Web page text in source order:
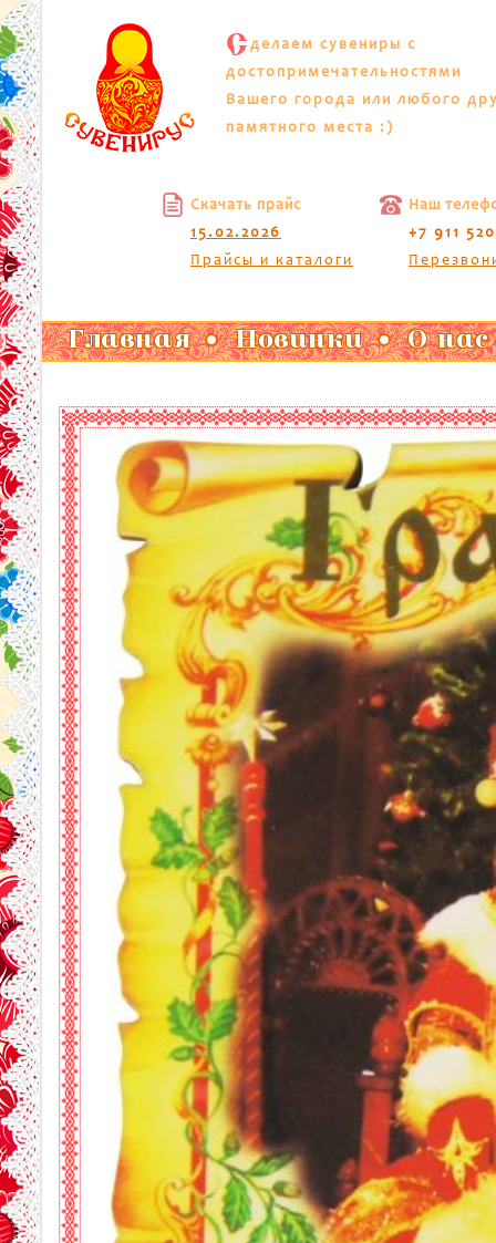
С делаем сувениры с
достопримечательностями
Вашего города или любого
памятного места :)
Скачать прайс
15.02.2026
Прайсы и каталоги
Наш
+7 911
Главная Новинки О нас